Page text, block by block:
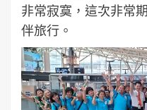
非常寂寞，這次非常
伴旅行。